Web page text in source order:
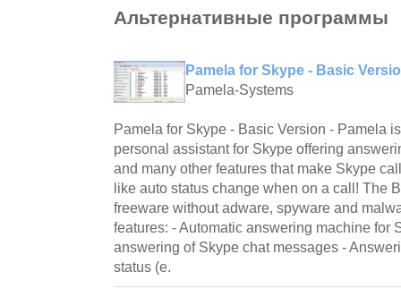
Альтернативные программы
Pamela for Skype - Basic
Pamela-Systems
Pamela for Skype - Basic Version - Pamela
personal assistant for Skype offering
and many other features that make Skype
like auto status change when on a call! The
freeware without adware, spyware and
features: - Automatic answering machine for
answering of Skype chat messages -
status (e.